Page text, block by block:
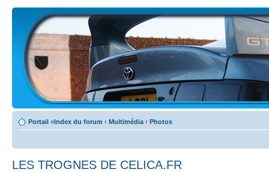
Portail »Index du forum ‹ Multimédia ‹ Photos
LES TROGNES DE CELICA.FR